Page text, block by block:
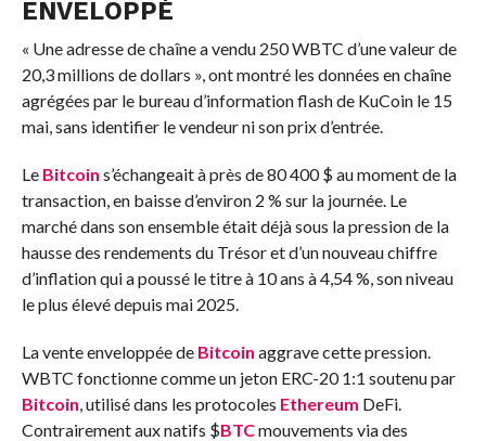
ENVELOPPÉ
« Une adresse de chaîne a vendu 250 WBTC d’une valeur de
20,3 millions de dollars », ont montré les données en chaîne
agrégées par le bureau d’information flash de KuCoin le 15
mai, sans identifier le vendeur ni son prix d’entrée.
Le Bitcoin s’échangeait à près de 80 400 $ au moment de la
transaction, en baisse d’environ 2 % sur la journée. Le
marché dans son ensemble était déjà sous la pression de la
hausse des rendements du Trésor et d’un nouveau chiffre
d’inflation qui a poussé le titre à 10 ans à 4,54 %, son niveau
le plus élevé depuis mai 2025.
La vente enveloppée de Bitcoin aggrave cette pression.
WBTC fonctionne comme un jeton ERC-20 1:1 soutenu par
Bitcoin, utilisé dans les protocoles Ethereum DeFi.
Contrairement aux natifs $BTCmouvements via des